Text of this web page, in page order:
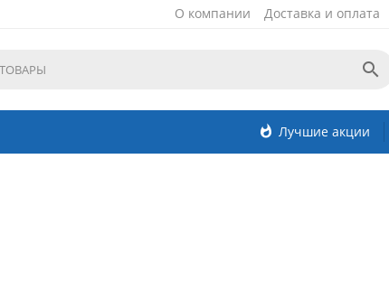
О компании Доставка и оплата

whatshot Лучшие акции